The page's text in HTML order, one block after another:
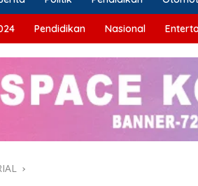
Pendidikan Nasional